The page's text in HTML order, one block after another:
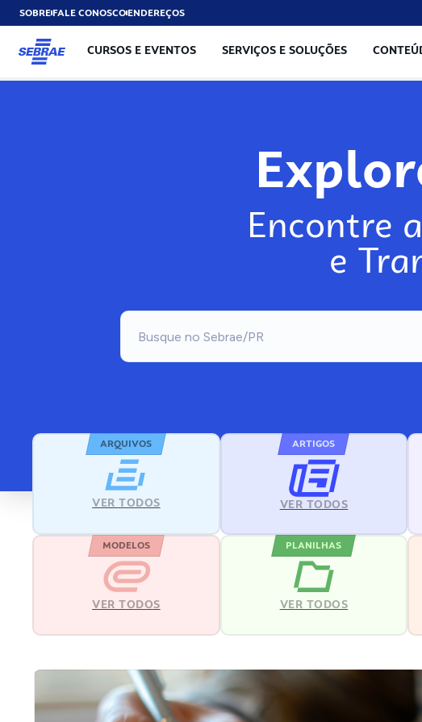
SOBREFALE CONOSCOENDEREÇOS
CURSOS E EVENTOS SERVIÇOS E SOLUÇÕES
Encontre
e
ARQUIVOS
VER TODOS
ARTIGOS
VER TODOS
MODELOS
VER TODOS
PLANILHAS
VER TODOS